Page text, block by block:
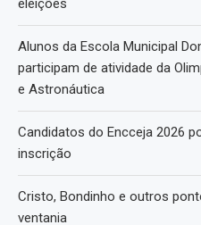
eleições
Alunos da Escola Municipal
participam de atividade da
e Astronáutica
Candidatos do Encceja 2026
inscrição
Cristo, Bondinho e outros
ventania